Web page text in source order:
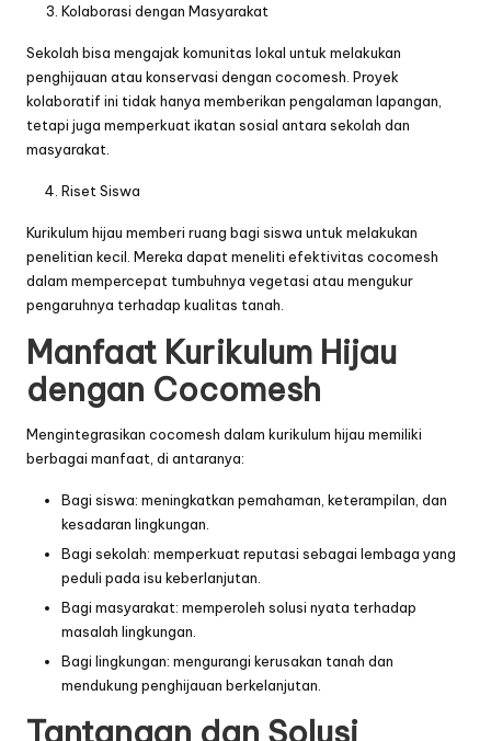
Kolaborasi dengan Masyarakat
Sekolah bisa mengajak komunitas lokal untuk melakukan
penghijauan atau konservasi dengan cocomesh. Proyek
kolaboratif ini tidak hanya memberikan pengalaman lapangan,
tetapi juga memperkuat ikatan sosial antara sekolah dan
masyarakat.
Riset Siswa
Kurikulum hijau memberi ruang bagi siswa untuk melakukan
penelitian kecil. Mereka dapat meneliti efektivitas cocomesh
dalam mempercepat tumbuhnya vegetasi atau mengukur
pengaruhnya terhadap kualitas tanah.
Manfaat Kurikulum Hijau
dengan Cocomesh
Mengintegrasikan cocomesh dalam kurikulum hijau memiliki
berbagai manfaat, di antaranya:
Bagi siswa: meningkatkan pemahaman, keterampilan, dan
kesadaran lingkungan.
Bagi sekolah: memperkuat reputasi sebagai lembaga yang
peduli pada isu keberlanjutan.
Bagi masyarakat: memperoleh solusi nyata terhadap
masalah lingkungan.
Bagi lingkungan: mengurangi kerusakan tanah dan
mendukung penghijauan berkelanjutan.